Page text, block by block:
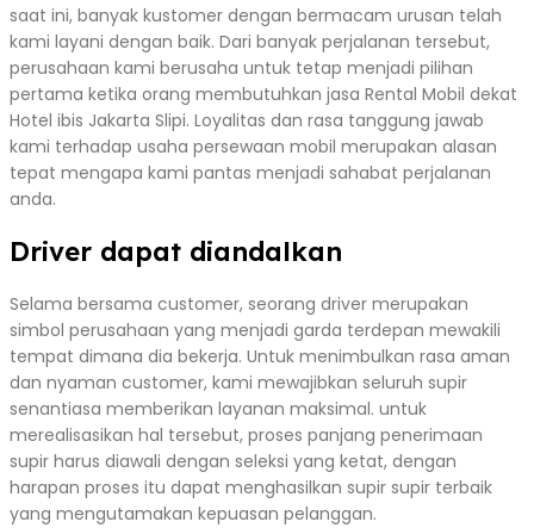
saat ini, banyak kustomer dengan bermacam urusan telah
kami layani dengan baik. Dari banyak perjalanan tersebut,
perusahaan kami berusaha untuk tetap menjadi pilihan
pertama ketika orang membutuhkan jasa Rental Mobil dekat
Hotel ibis Jakarta Slipi. Loyalitas dan rasa tanggung jawab
kami terhadap usaha persewaan mobil merupakan alasan
tepat mengapa kami pantas menjadi sahabat perjalanan
anda.
Driver dapat diandalkan
Selama bersama customer, seorang driver merupakan
simbol perusahaan yang menjadi garda terdepan mewakili
tempat dimana dia bekerja. Untuk menimbulkan rasa aman
dan nyaman customer, kami mewajibkan seluruh supir
senantiasa memberikan layanan maksimal. untuk
merealisasikan hal tersebut, proses panjang penerimaan
supir harus diawali dengan seleksi yang ketat, dengan
harapan proses itu dapat menghasilkan supir supir terbaik
yang mengutamakan kepuasan pelanggan.